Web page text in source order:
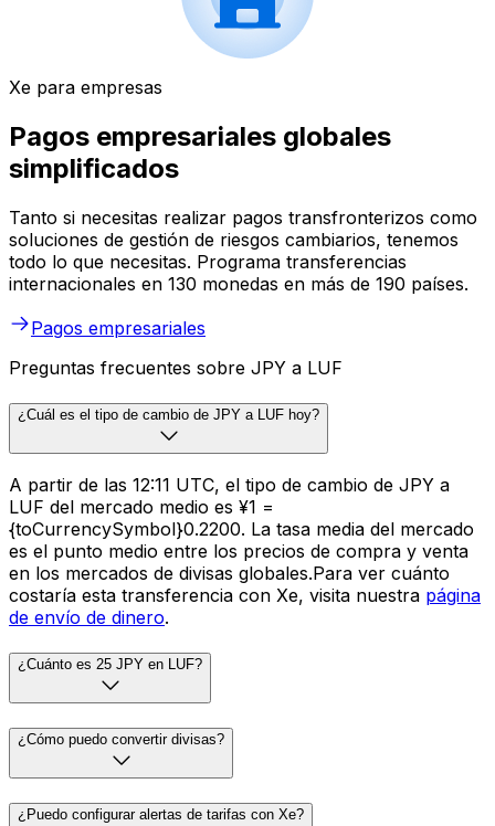
Xe para empresas
Pagos empresariales globales
simplificados
Tanto si necesitas realizar pagos transfronterizos como
soluciones de gestión de riesgos cambiarios, tenemos
todo lo que necesitas. Programa transferencias
internacionales en 130 monedas en más de 190 países.
Pagos empresariales
Preguntas frecuentes sobre JPY a LUF
¿Cuál es el tipo de cambio de JPY a LUF hoy?
A partir de las 12:11 UTC, el tipo de cambio de JPY a
LUF del mercado medio es ¥1 =
{toCurrencySymbol}0.2200. La tasa media del mercado
es el punto medio entre los precios de compra y venta
en los mercados de divisas globales.Para ver cuánto
costaría esta transferencia con Xe, visita nuestra página
de envío de dinero.
¿Cuánto es 25 JPY en LUF?
¿Cómo puedo convertir divisas?
¿Puedo configurar alertas de tarifas con Xe?